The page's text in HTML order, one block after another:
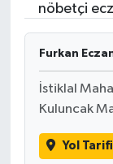
nöbetçi
Furkan
İstiklal
Kuluncak
Yol Tarifi